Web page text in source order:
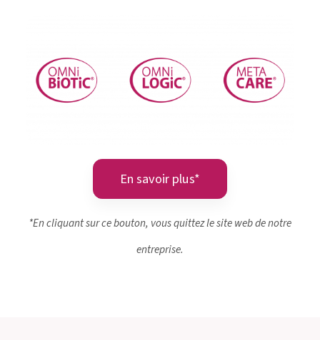
En savoir plus*
*En cliquant sur ce bouton, vous quittez le site web de notre
entreprise.